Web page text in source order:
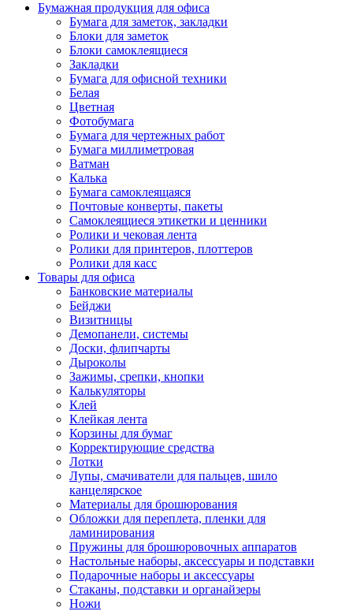
Бумажная продукция для офиса
Бумага для заметок, закладки
Блоки для заметок
Блоки самоклеящиеся
Закладки
Бумага для офисной техники
Белая
Цветная
Фотобумага
Бумага для чертежных работ
Бумага миллиметровая
Ватман
Калька
Бумага самоклеящаяся
Почтовые конверты, пакеты
Самоклеящиеся этикетки и ценники
Ролики и чековая лента
Ролики для принтеров, плоттеров
Ролики для касс
Товары для офиса
Банковские материалы
Бейджи
Визитницы
Демопанели, системы
Доски, флипчарты
Дыроколы
Зажимы, срепки, кнопки
Калькуляторы
Клей
Клейкая лента
Корзины для бумаг
Корректирующие средства
Лотки
Лупы, смачиватели для пальцев, шило
канцелярское
Материалы для брошюрования
Обложки для переплета, пленки для
ламинирования
Пружины для брошюровочных аппаратов
Настольные наборы, аксессуары и подставки
Подарочные наборы и аксессуары
Стаканы, подставки и органайзеры
Ножи